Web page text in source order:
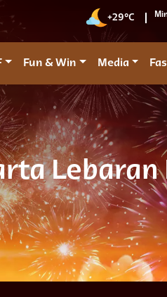
+29°C
Fun & Win Media
Lebaran